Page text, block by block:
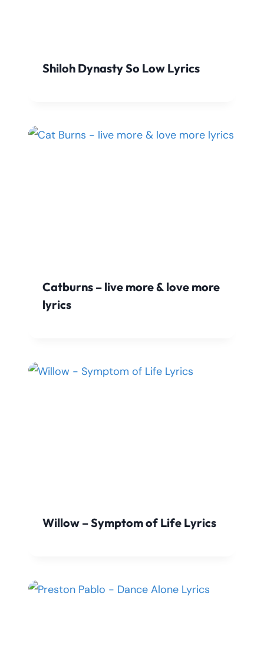
Shiloh Dynasty So Low Lyrics
Catburns – live more & love more
lyrics
Willow – Symptom of Life Lyrics